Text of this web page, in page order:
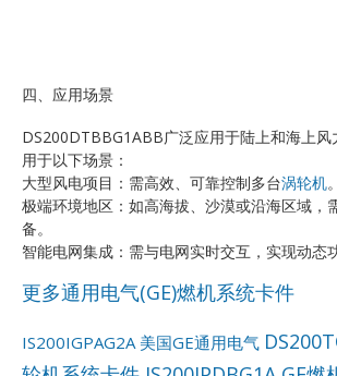
四、应用场景
DS200DTBBG1ABB广泛应用于陆上和海上风
用于以下场景：
大型风电项目：需高效、可靠控制多台涡轮机。
极端环境地区：如高海拔、沙漠或沿海区域，
备。
智能电网集成：需与电网实时交互，实现动态
更多通用电气(GE)燃机系统卡件
IS200IGPAG2A 美国GE通用电气